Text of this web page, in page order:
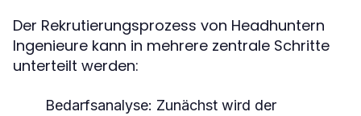
Der Rekrutierungsprozess von Headhuntern
Ingenieure kann in mehrere zentrale Schritte
unterteilt werden:
Bedarfsanalyse: Zunächst wird der